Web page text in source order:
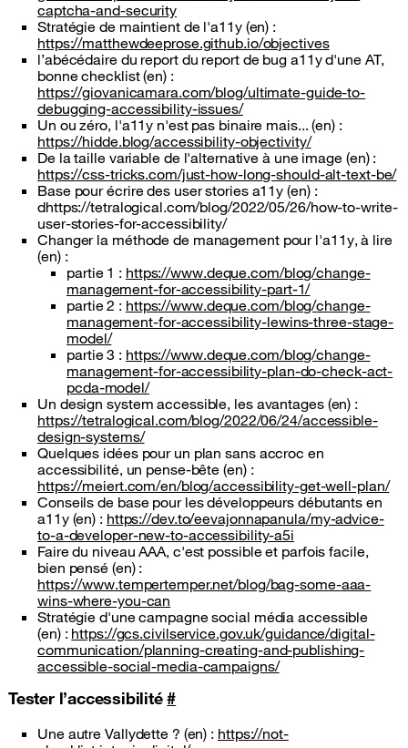
captcha-and-security
Stratégie de maintient de l'a11y (en) :
https://matthewdeeprose.github.io/objectives
l’abécédaire du report du report de bug a11y d'une AT,
bonne checklist (en) :
https://giovanicamara.com/blog/ultimate-guide-to-
debugging-accessibility-issues/
Un ou zéro, l'a11y n'est pas binaire mais... (en) :
https://hidde.blog/accessibility-objectivity/
De la taille variable de l'alternative à une image (en) :
https://css-tricks.com/just-how-long-should-alt-text-be/
Base pour écrire des user stories a11y (en) :
dhttps://tetralogical.com/blog/2022/05/26/how-to-write-
user-stories-for-accessibility/
Changer la méthode de management pour l'a11y, à lire
(en) :
partie 1 : https://www.deque.com/blog/change-
management-for-accessibility-part-1/
partie 2 : https://www.deque.com/blog/change-
management-for-accessibility-lewins-three-stage-
model/
partie 3 : https://www.deque.com/blog/change-
management-for-accessibility-plan-do-check-act-
pcda-model/
Un design system accessible, les avantages (en) :
https://tetralogical.com/blog/2022/06/24/accessible-
design-systems/
Quelques idées pour un plan sans accroc en
accessibilité, un pense-bête (en) :
https://meiert.com/en/blog/accessibility-get-well-plan/
Conseils de base pour les développeurs débutants en
a11y (en) : https://dev.to/eevajonnapanula/my-advice-
to-a-developer-new-to-accessibility-a5i
Faire du niveau AAA, c'est possible et parfois facile,
bien pensé (en) :
https://www.tempertemper.net/blog/bag-some-aaa-
wins-where-you-can
Stratégie d'une campagne social média accessible
(en) : https://gcs.civilservice.gov.uk/guidance/digital-
communication/planning-creating-and-publishing-
accessible-social-media-campaigns/
Tester l’accessibilité#
Une autre Vallydette ? (en) : https://not-